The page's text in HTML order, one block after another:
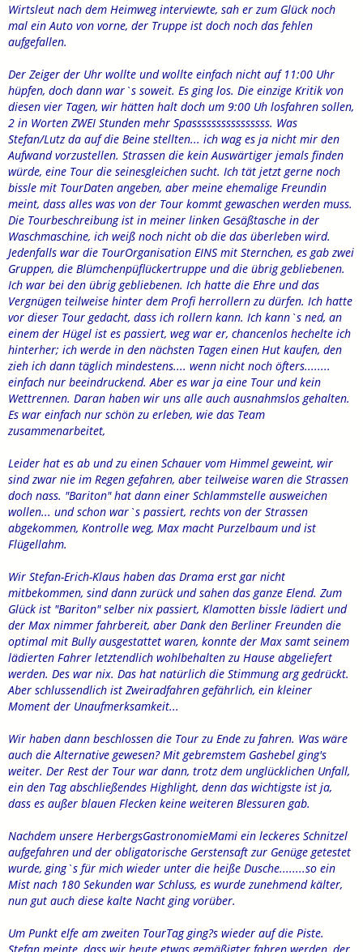
Wirtsleut nach dem Heimweg interviewte, sah er zum Glück noch
mal ein Auto von vorne, der Truppe ist doch noch das fehlen
aufgefallen.
Der Zeiger der Uhr wollte und wollte einfach nicht auf 11:00 Uhr
hüpfen, doch dann war`s soweit. Es ging los. Die einzige Kritik von
diesen vier Tagen, wir hätten halt doch um 9:00 Uh losfahren sollen,
2 in Worten ZWEI Stunden mehr Spassssssssssssssss. Was
Stefan/Lutz da auf die Beine stellten... ich wag es ja nicht mir den
Aufwand vorzustellen. Strassen die kein Auswärtiger jemals finden
würde, eine Tour die seinesgleichen sucht. Ich tät jetzt gerne noch
bissle mit TourDaten angeben, aber meine ehemalige Freundin
meint, dass alles was von der Tour kommt gewaschen werden muss.
Die Tourbeschreibung ist in meiner linken Gesäßtasche in der
Waschmaschine, ich weiß noch nicht ob die das überleben wird.
Jedenfalls war die TourOrganisation EINS mit Sternchen, es gab zwei
Gruppen, die Blümchenpüflückertruppe und die übrig gebliebenen.
Ich war bei den übrig gebliebenen. Ich hatte die Ehre und das
Vergnügen teilweise hinter dem Profi herrollern zu dürfen. Ich hatte
vor dieser Tour gedacht, dass ich rollern kann. Ich kann`s ned, an
einem der Hügel ist es passiert, weg war er, chancenlos hechelte ich
hinterher; ich werde in den nächsten Tagen einen Hut kaufen, den
zieh ich dann täglich mindestens.... wenn nicht noch öfters........
einfach nur beeindruckend. Aber es war ja eine Tour und kein
Wettrennen. Daran haben wir uns alle auch ausnahmslos gehalten.
Es war einfach nur schön zu erleben, wie das Team
zusammenarbeitet,
Leider hat es ab und zu einen Schauer vom Himmel geweint, wir
sind zwar nie im Regen gefahren, aber teilweise waren die Strassen
doch nass. "Bariton" hat dann einer Schlammstelle ausweichen
wollen... und schon war`s passiert, rechts von der Strassen
abgekommen, Kontrolle weg, Max macht Purzelbaum und ist
Flügellahm.
Wir Stefan-Erich-Klaus haben das Drama erst gar nicht
mitbekommen, sind dann zurück und sahen das ganze Elend. Zum
Glück ist "Bariton" selber nix passiert, Klamotten bissle lädiert und
der Max nimmer fahrbereit, aber Dank den Berliner Freunden die
optimal mit Bully ausgestattet waren, konnte der Max samt seinem
lädierten Fahrer letztendlich wohlbehalten zu Hause abgeliefert
werden. Des war nix. Das hat natürlich die Stimmung arg gedrückt.
Aber schlussendlich ist Zweiradfahren gefährlich, ein kleiner
Moment der Unaufmerksamkeit...
Wir haben dann beschlossen die Tour zu Ende zu fahren. Was wäre
auch die Alternative gewesen? Mit gebremstem Gashebel ging's
weiter. Der Rest der Tour war dann, trotz dem unglücklichen Unfall,
ein den Tag abschließendes Highlight, denn das wichtigste ist ja,
dass es außer blauen Flecken keine weiteren Blessuren gab.
Nachdem unsere HerbergsGastronomieMami ein leckeres Schnitzel
aufgefahren und der obligatorische Gerstensaft zur Genüge getestet
wurde, ging`s für mich wieder unter die heiße Dusche........so ein
Mist nach 180 Sekunden war Schluss, es wurde zunehmend kälter,
nun gut auch diese kalte Nacht ging vorüber.
Um Punkt elfe am zweiten TourTag ging?s wieder auf die Piste.